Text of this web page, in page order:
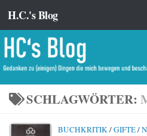
Zum Inhalt springen
H.C.'s Blog
SCHLAGWÖRTER:
BUCHKRITIK/GIFTE/